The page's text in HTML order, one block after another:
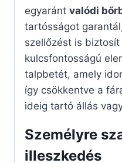
egyaránt valódi
tartósságot
szellőzést is
kulcsfontosságú
talpbetét, amely
így csökkentve a
ideig tartó állás
Személyre
illeszkedés